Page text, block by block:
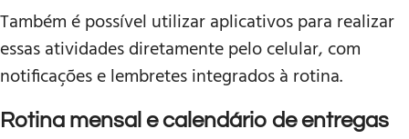
Também é possível utilizar aplicativos para realizar
essas atividades diretamente pelo celular, com
notificações e lembretes integrados à rotina.
Rotina mensal e calendário de entregas